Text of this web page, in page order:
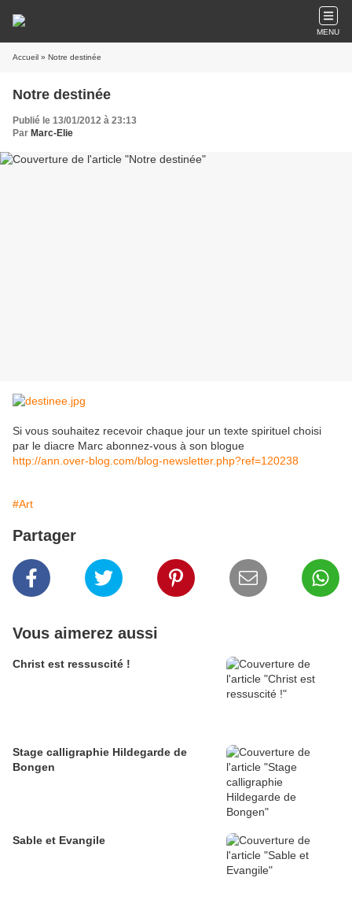
MENU
Accueil » Notre destinée
Notre destinée
Publié le 13/01/2012 à 23:13
Par Marc-Elie
Si vous souhaitez recevoir chaque jour un texte spirituel choisi
par le diacre Marc abonnez-vous à son blogue
http://ann.over-blog.com/blog-newsletter.php?ref=120238
#Art
Partager
Vous aimerez aussi
Christ est ressuscité !
Stage calligraphie Hildegarde de
Bongen
Sable et Evangile